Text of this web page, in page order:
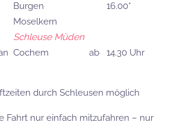
Burgen
16.00*
Moselkern
Schleuse Müden
Cochem ab 14.30 Uhr
durch Schleusen möglich
Fahrt nur einfach mitzufahren – nur